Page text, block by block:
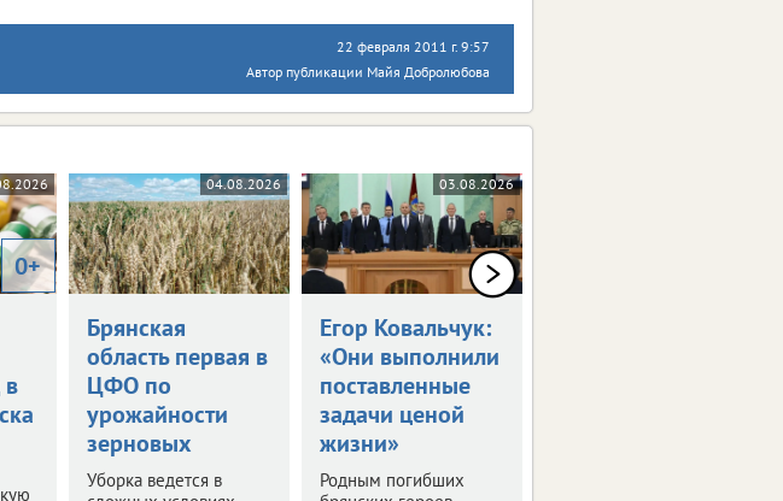
22 февраля 2011 г. 9:57
Автор публикации Майя Добролюбова
0+
в
04.08.2026
Брянская
область первая в
ЦФО по
урожайности
зерновых
Уборка ведется в
03.08.2026
Егор Ковальчук:
«Они выполнили
поставленные
задачи ценой
жизни»
Родным погибших